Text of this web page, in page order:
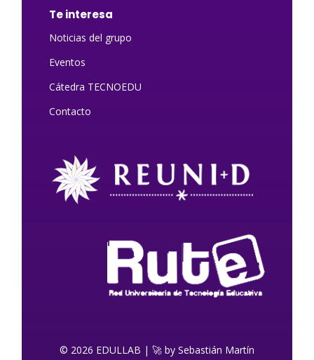
Te interesa
Noticias del grupo
Eventos
Cátedra TECNOEDU
Contacto
© 2026 EDULLAB | 🚀 by Sebastián Martín